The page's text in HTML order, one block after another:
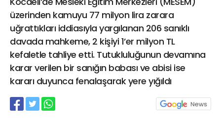
üzerinden kamuyu 77 milyon lira zarara
uğrattıkları iddiasıyla yargılanan 206 sanıklı
davada mahkeme, 2 kişiyi 1’er milyon TL
kefaletle tahliye etti. Tutukluluğunun devamına
karar verilen bir sanığın babası ve abisi ise
kararı duyunca fenalaşarak yere yığıldı
21 Gölcük
02624132333
haber@golcukpostasi.com